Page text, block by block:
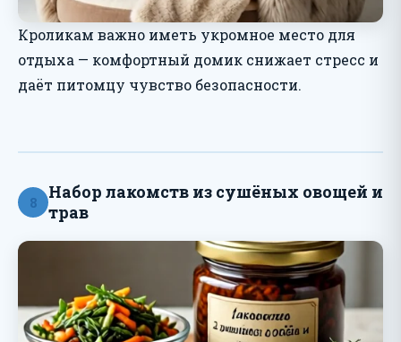
Кроликам важно иметь укромное место для
отдыха — комфортный домик снижает стресс и
даёт питомцу чувство безопасности.
8
Набор лакомств из сушёных овощей и
трав